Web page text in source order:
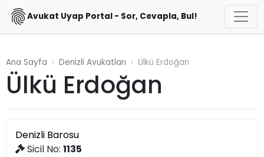
Avukat Uyap Portal - Sor, Cevapla, Bul!
Ana Sayfa Denizli Avukatları Ülkü Erdoğan
Ülkü Erdoğan
Denizli Barosu
Sicil No:1135